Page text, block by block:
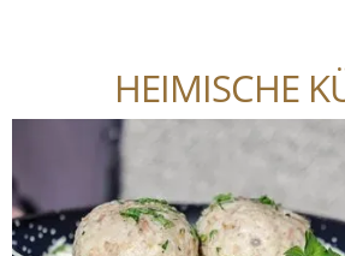
HEIMISCHE